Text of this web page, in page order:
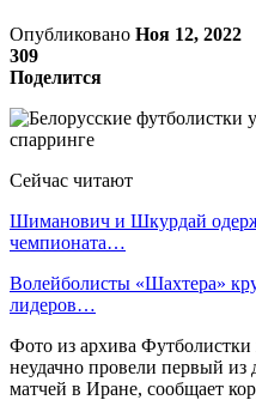
Опубликовано Ноя 12, 2022
309
Поделится
Сейчас читают
Шиманович и Шкурдай
чемпионата…
Волейболисты «Шахтера»
лидеров…
Фото из архива
неудачно провели первый из
матчей в Иране, сообщает